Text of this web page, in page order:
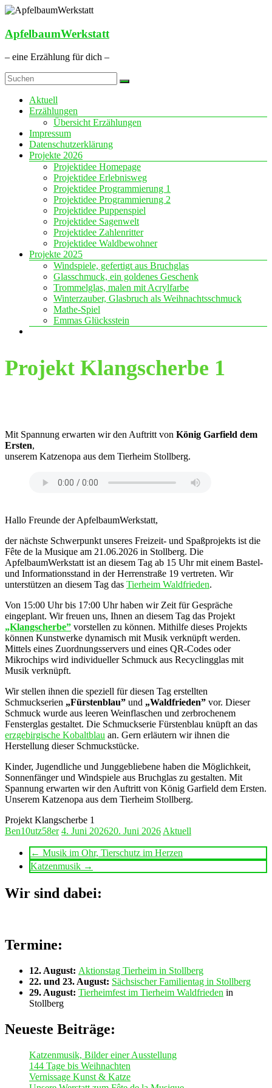
Zum
springen
ApfelbaumWerkstatt
– eine Erzählung für dich –
Menü
Aktuell
Erzählungen
Übersicht Erzählungen
Impressum
Datenschutzerklärung
Projekte 2026
Projektidee Homepage
Projektidee Erlebnisweg
Projektidee Programmierung 1
Projektidee Programmierung 2
Projektidee Puppenspiel
Projektidee Sagenwelt
Projektidee Zahlenritter
Projektidee Waldbewohner
Projekte 2025
Windspiele, gefertigt aus Bruchglas
Glasschmuck, ein goldenes Geschenk
Trommelglas, malen mit Acrylfarbe
Winterzauber, Glasbruch als Weihnachtsschmuck
Mathe-Spiel
Emmas Glücksstein
Projekt Klangscherbe 1
Mit Spannung erwarten wir den Auftritt von König Garfield dem
Ersten,
unserem Katzenopa aus dem Tierheim Stollberg.
Hallo Freunde der ApfelbaumWerkstatt,
der nächste Schwerpunkt unseres Freizeit- und Spaßprojekts ist die
Fête de la Musique am 21.06.2026 in Stollberg. Die
ApfelbaumWerkstatt ist an diesem Tag ab 15 Uhr mit einem Bastel-
und Informationsstand in der Herrenstraße 19 vertreten. Wir
unterstützen an diesem Tag das Tierheim Waldfrieden.
Von 15:00 Uhr bis 17:00 Uhr haben wir Zeit für Gespräche
eingeplant. Wir freuen uns, Ihnen an diesem Tag das Projekt
„Klangscherbe” vorstellen zu können. Mithilfe dieses Projekts
können Kunstwerke dynamisch mit Musik verknüpft werden.
Mittels eines Zuordnungsservers und eines QR-Codes oder
Mikrochips wird individueller Schmuck aus Recyclingglas mit
Musik verknüpft.
Wir stellen ihnen die speziell für diesen Tag erstellten
Schmuckserien „Fürstenblau” und „Waldfrieden” vor. Dieser
Schmuck wurde aus leeren Weinflaschen und zerbrochenem
Fensterglas gestaltet. Die Schmuckserie Fürstenblau knüpft an das
erzgebirgische Kobaltblau an. Gern erläutern wir ihnen die
Herstellung dieser Schmuckstücke.
Kinder, Jugendliche und Junggebliebene haben die Möglichkeit,
Sonnenfänger und Windspiele aus Bruchglas zu gestalten. Mit
Spannung erwarten wir den Auftritt von König Garfield dem Ersten.
Unserem Katzenopa aus dem Tierheim Stollberg.
Projekt Klangscherbe 1
Ben10utz58er 4. Juni 202620. Juni 2026 Aktuell
← Musik im Ohr, Tierschutz im Herzen
Katzenmusik →
Wir sind dabei:
Termine:
12. August: Aktionstag Tierheim in Stollberg
22. und 23. August: Sächsischer Familientag in Stollberg
29. August: Tierheimfest im Tierheim Waldfrieden in
Stollberg
Neueste Beiträge:
Katzenmusik, Bilder einer Ausstellung
144 Tage bis Weihnachten
Vernissage Kunst & Katze